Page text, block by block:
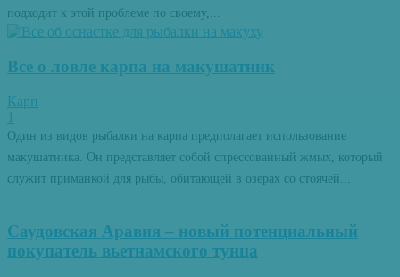
подходит к этой проблеме по своему,...
Все о ловле карпа на макушатник
Карп
1
Один из видов рыбалки на карпа предполагает использование
макушатника. Он представляет собой спрессованный жмых, который
служит приманкой для рыбы, обитающей в озерах со стоячей...
Саудовская Аравия – новый потенциальный
покупатель вьетнамского тунца